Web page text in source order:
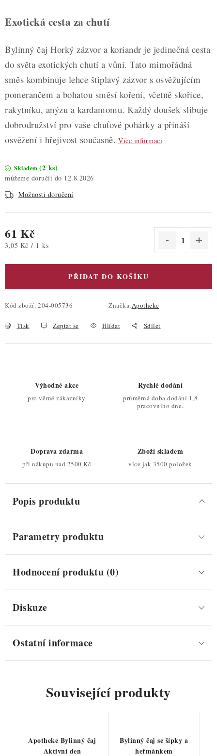
Hodnocení obchodu
Moje objednávka
Podmínky ochrany osobních údajů
Exotická cesta za chutí
Bylinný čaj Horký zázvor a koriandr je jedinečná cesta
do světa exotických chutí a vůní. Tato mimořádná
směs kombinuje lehce štiplavý zázvor s osvěžujícím
pomerančem a bohatou směsí koření, včetně skořice,
rakytníku, anýzu a kardamomu. Každý doušek slibuje
dobrodružství pro vaše chuťové pohárky a přináší
osvěžení i hřejivost současně. Více informací
Skladem (2 ks)
12.8.2026
Možnosti doručení
61 Kč
Měrná cena:
3,05 Kč / 1 ks
PŘIDAT DO KOŠÍKU
Kód zboží: 204-005736 Značka:Apotheke
Tisk Zeptat se Hlídat Sdílet
Výhodné akce
pro věrné zákazníky
Rychlé dodání
průměrná doba dodání 1,8
pracovního dne.
Doprava zdarma
při nákupu nad 2500 Kč
Zboží skladem
více jak 3500 položek
Popis produktu
Parametry produktu
Hodnocení produktu (0)
Diskuze
Ostatní informace
Související produkty
Apotheke Bylinný čaj
Aktivní den
Bylinný čaj se šípky a
heřmánkem